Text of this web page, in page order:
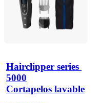
Hairclipper series
5000
Cortapelos lavable